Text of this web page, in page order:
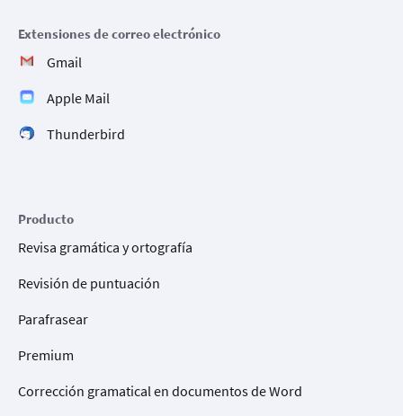
Extensiones de correo electrónico
Gmail
Apple Mail
Thunderbird
Producto
Revisa gramática y ortografía
Revisión de puntuación
Parafrasear
Premium
Corrección gramatical en documentos de Word